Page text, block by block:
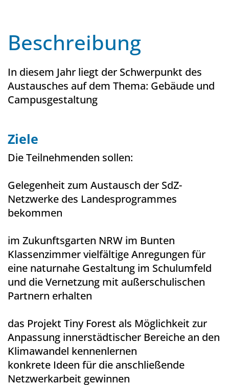
Beschreibung
In diesem Jahr liegt der Schwerpunkt des
Austausches auf dem Thema: Gebäude und
Campusgestaltung
Ziele
Die Teilnehmenden sollen:
Gelegenheit zum Austausch der SdZ-
Netzwerke des Landesprogrammes
bekommen
im Zukunftsgarten NRW im Bunten
Klassenzimmer vielfältige Anregungen für
eine naturnahe Gestaltung im Schulumfeld
und die Vernetzung mit außerschulischen
Partnern erhalten
das Projekt Tiny Forest als Möglichkeit zur
Anpassung innerstädtischer Bereiche an den
Klimawandel kennenlernen
konkrete Ideen für die anschließende
Netzwerkarbeit gewinnen